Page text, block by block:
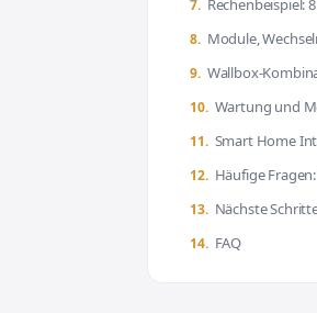
Rechenbeispiel:
Module,
Wallbox-
Wartung und
Smart Home
Häufige
Nächste
FAQ